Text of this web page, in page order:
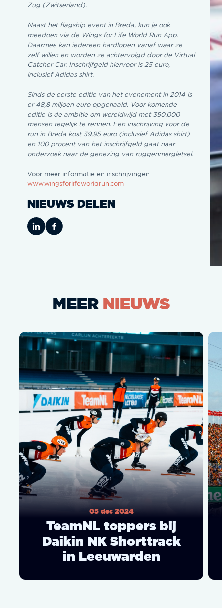
Zug (Zwitserland).
Naast het flagship event in Breda, kun je ook
meedoen via de Wings for Life World Run App.
Daarmee kan iedereen hardlopen vanaf waar ze
zelf willen en worden ze achtervolgd door de Virtual
Catcher Car. Inschrijfgeld hiervoor is 25 euro,
inclusief Adidas shirt.
Sinds de eerste editie van het evenement in 2014 is
er 48,8 miljoen euro opgehaald. Voor komende
editie is de ambitie om wereldwijd met 350.000
mensen tegelijk te rennen. Een inschrijving voor de
run in Breda kost 39,95 euro (inclusief Adidas shirt)
en 100 procent van het inschrijfgeld gaat naar
onderzoek naar de genezing van ruggenmergletsel.
Voor meer informatie en inschrijvingen:
www.wingsforlifeworldrun.com
NIEUWS DELEN
MEER NIEUWS
05 dec 2024
TeamNL toppers bij
Daikin NK Shorttrack
in Leeuwarden